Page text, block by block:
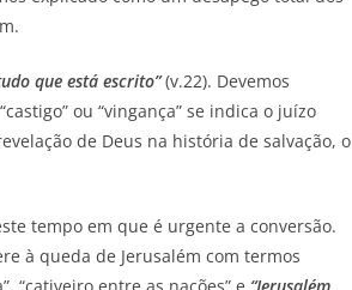
que está escrito”(v.22). Devemos
ou “vingança” se indica o juízo
de Deus na história de salvação, o
tempo em que é urgente a conversão.
à queda de Jerusalém com termos
“cativeiro entre as nações” e “Jerusalém